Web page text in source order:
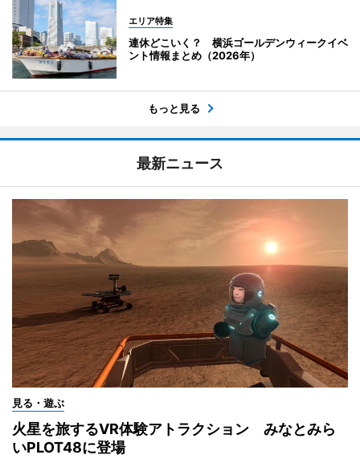
エリア特集
連休どこいく？ 横浜ゴールデンウィークイベ
ント情報まとめ（2026年）
もっと見る
最新ニュース
見る・遊ぶ
火星を旅するVR体験アトラクション みなとみら
いPLOT48に登場